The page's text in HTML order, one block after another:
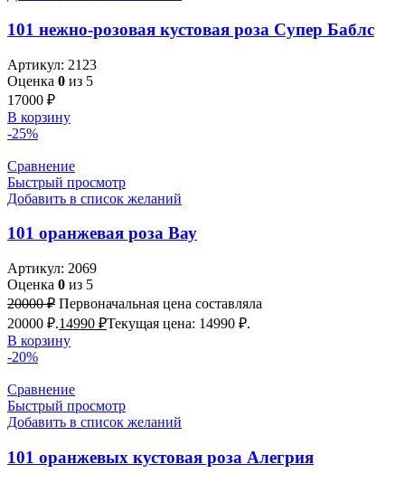
101 нежно-розовая кустовая роза Супер Баблс
Артикул: 2123
Оценка 0 из 5
17000 ₽
В корзину
-25%
Сравнение
Быстрый просмотр
Добавить в список желаний
101 оранжевая роза Вау
Артикул: 2069
Оценка 0 из 5
20000₽ Первоначальная цена составляла
20000 ₽.14990 ₽Текущая цена: 14990 ₽.
В корзину
-20%
Сравнение
Быстрый просмотр
Добавить в список желаний
101 оранжевых кустовая роза Алегрия